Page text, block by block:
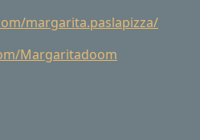
margarita.paslapizza/
Margaritadoom